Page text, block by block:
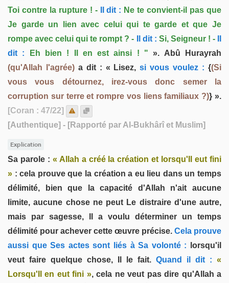
Toi contre la rupture ! -Il dit : Ne te convient-il pas que
Je garde un lien avec celui qui te garde et que Je
rompe avec celui qui te rompt ? - Il dit : Si, Seigneur ! -Il
dit : Eh bien ! Il en est ainsi ! " ». Abû Hurayrah
(qu'Allah l'agrée)a dit : « Lisez, si vous voulez : {(Si
vous vous détournez, irez-vous donc semer la
corruption sur terre et rompre vos liens familiaux ?)} ».
[Coran : 47/22]
[Authentique] - [Rapporté par Al-Bukhârî et Muslim]
Explication
Sa parole : « Allah a créé la création et lorsqu'Il eut fini
» : cela prouve que la création a eu lieu dans un temps
délimité, bien que la capacité d'Allah n'ait aucune
limite, aucune chose ne peut Le distraire d'une autre,
mais par sagesse, Il a voulu déterminer un temps
délimité pour achever cette œuvre précise. Cela prouve
aussi que Ses actes sont liés à Sa volonté : lorsqu'il
veut faire quelque chose, Il le fait. Quand il dit : «
Lorsqu'Il en eut fini », cela ne veut pas dire qu'Allah a